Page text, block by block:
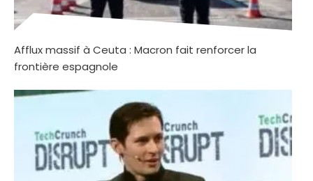
Afflux massif à Ceuta : Macron fait renforcer la
frontière espagnole